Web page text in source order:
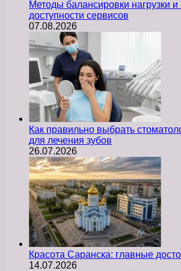
Методы балансировки нагрузки
доступности сервисов
07.08.2026
Как правильно выбрать
для лечения зубов
26.07.2026
Красота Саранска: главные
14.07.2026